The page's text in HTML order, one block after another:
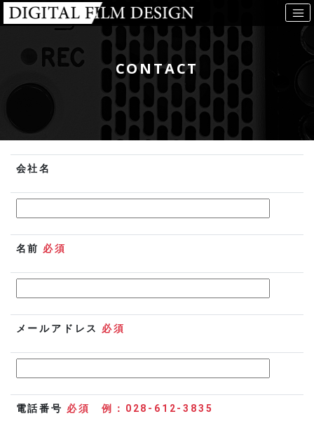
CONTACT
会社名
名前 必須
メールアドレス 必須
電話番号 必須 例：028-612-3835